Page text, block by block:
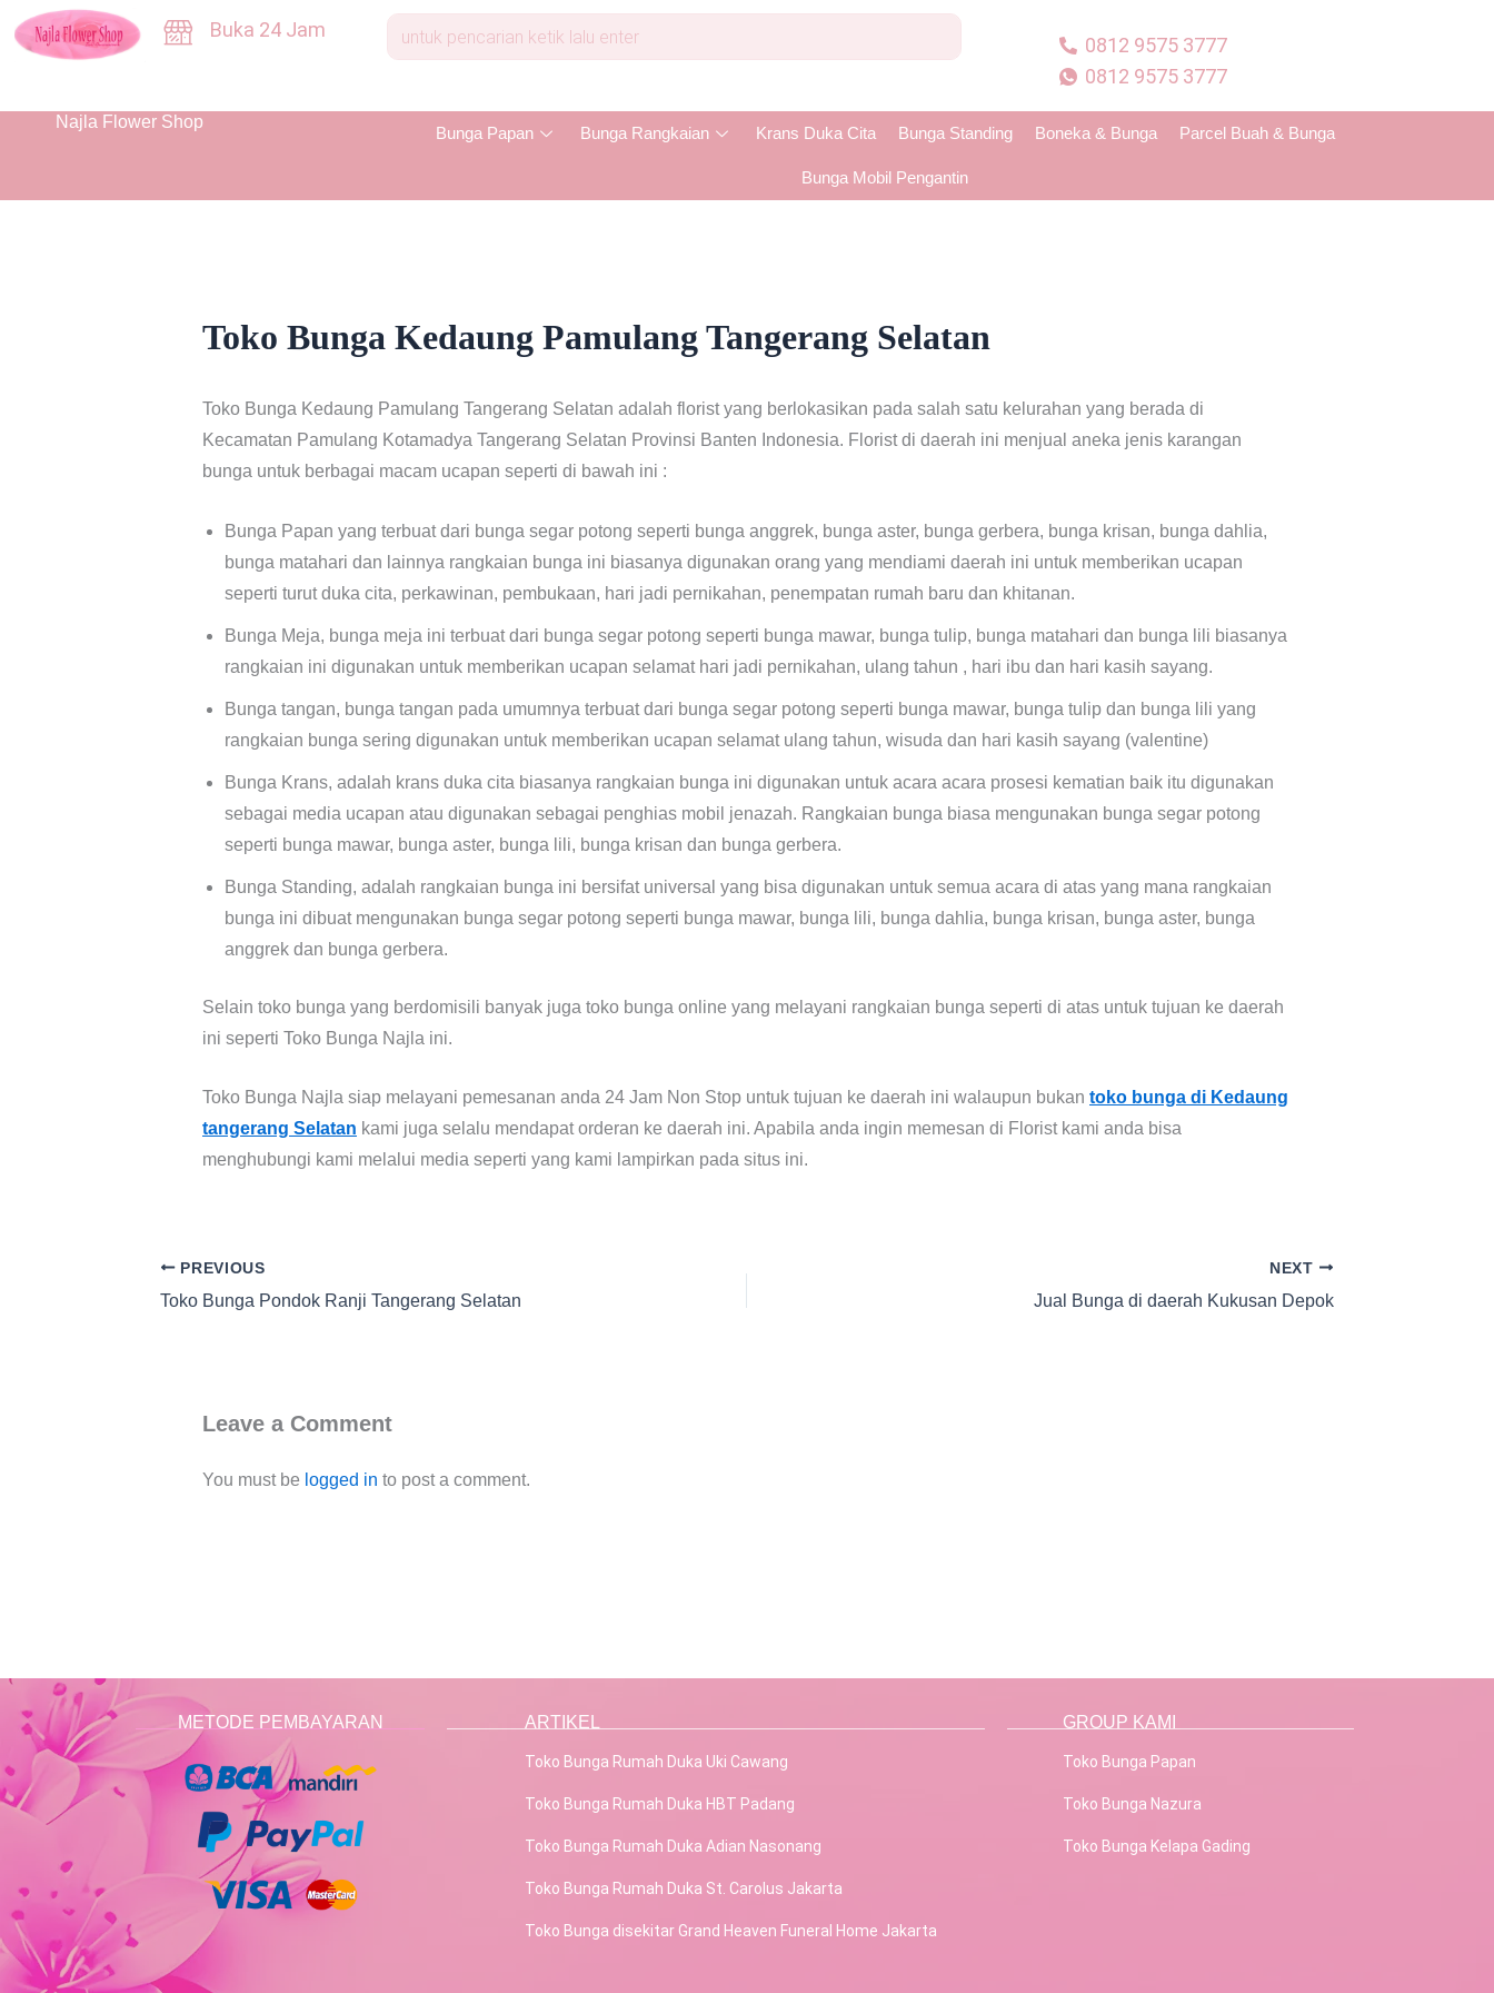
Skip
Buka 24 Jam
0812 9575 3777
0812 9575 3777
Najla Flower Shop
Bunga Papan Bunga Rangkaian Krans Duka Cita Bunga Standing Boneka & Bunga Parcel Buah & Bunga
Bunga Mobil Pengantin
Toko Bunga Kedaung Pamulang Tangerang Selatan
Toko Bunga Kedaung Pamulang Tangerang Selatan adalah florist yang berlokasikan pada salah satu kelurahan yang berada di
Kecamatan Pamulang Kotamadya Tangerang Selatan Provinsi Banten Indonesia. Florist di daerah ini menjual aneka jenis karangan
bunga untuk berbagai macam ucapan seperti di bawah ini :
Bunga Papan yang terbuat dari bunga segar potong seperti bunga anggrek, bunga aster, bunga gerbera, bunga krisan, bunga dahlia,
bunga matahari dan lainnya rangkaian bunga ini biasanya digunakan orang yang mendiami daerah ini untuk memberikan ucapan
seperti turut duka cita, perkawinan, pembukaan, hari jadi pernikahan, penempatan rumah baru dan khitanan.
Bunga Meja, bunga meja ini terbuat dari bunga segar potong seperti bunga mawar, bunga tulip, bunga matahari dan bunga lili biasanya
rangkaian ini digunakan untuk memberikan ucapan selamat hari jadi pernikahan, ulang tahun , hari ibu dan hari kasih sayang.
Bunga tangan, bunga tangan pada umumnya terbuat dari bunga segar potong seperti bunga mawar, bunga tulip dan bunga lili yang
rangkaian bunga sering digunakan untuk memberikan ucapan selamat ulang tahun, wisuda dan hari kasih sayang (valentine)
Bunga Krans, adalah krans duka cita biasanya rangkaian bunga ini digunakan untuk acara acara prosesi kematian baik itu digunakan
sebagai media ucapan atau digunakan sebagai penghias mobil jenazah. Rangkaian bunga biasa mengunakan bunga segar potong
seperti bunga mawar, bunga aster, bunga lili, bunga krisan dan bunga gerbera.
Bunga Standing, adalah rangkaian bunga ini bersifat universal yang bisa digunakan untuk semua acara di atas yang mana rangkaian
bunga ini dibuat mengunakan bunga segar potong seperti bunga mawar, bunga lili, bunga dahlia, bunga krisan, bunga aster, bunga
anggrek dan bunga gerbera.
Selain toko bunga yang berdomisili banyak juga toko bunga online yang melayani rangkaian bunga seperti di atas untuk tujuan ke daerah
ini seperti Toko Bunga Najla ini.
Toko Bunga Najla siap melayani pemesanan anda 24 Jam Non Stop untuk tujuan ke daerah ini walaupun bukan toko bunga di Kedaung
tangerang Selatan kami juga selalu mendapat orderan ke daerah ini. Apabila anda ingin memesan di Florist kami anda bisa
menghubungi kami melalui media seperti yang kami lampirkan pada situs ini.
PREVIOUS
Toko Bunga Pondok Ranji Tangerang Selatan
NEXT
Jual Bunga di daerah Kukusan Depok
Leave a Comment
You must be logged in to post a comment.
METODE PEMBAYARAN ARTIKEL
Toko Bunga Rumah Duka Uki Cawang
Toko Bunga Rumah Duka HBT Padang
Toko Bunga Rumah Duka Adian Nasonang
Toko Bunga Rumah Duka St. Carolus Jakarta
Toko Bunga disekitar Grand Heaven Funeral Home Jakarta
GROUP KAMI
Toko Bunga Papan
Toko Bunga Nazura
Toko Bunga Kelapa Gading